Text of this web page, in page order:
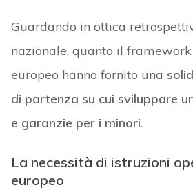
Guardando in ottica
nazionale, quanto il
europeo hanno fornito una
di partenza su cui sviluppare
e garanzie per i minori.
La necessità di istruzioni
europeo